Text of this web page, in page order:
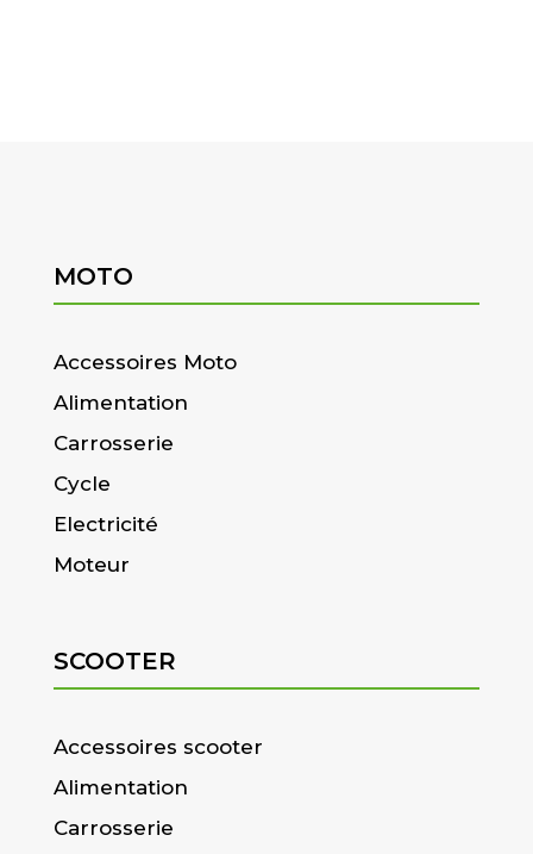
MOTO
Accessoires Moto
Alimentation
Carrosserie
Cycle
Electricité
Moteur
SCOOTER
Accessoires scooter
Alimentation
Carrosserie